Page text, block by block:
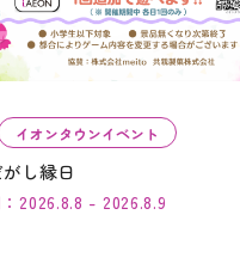
イオンタウンイベント
し縁日
2026.8.8 - 2026.8.9